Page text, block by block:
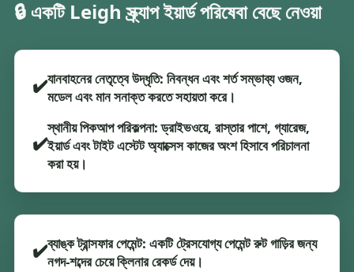
🔒 একটি Leigh স্ক্র্যাপ ইয়ার্ড পরিষেবা বেছে নেওয়া
✔️যানবাহনের নেতৃত্বে উদ্ধৃতি: নিবন্ধন এবং শর্ত সম্ভাব্য ওজন,
মডেল এবং মান সনাক্ত করতে সহায়তা করে।
✔️
স্থানীয় পিকআপ পরিকল্পনা: ড্রাইভওয়ে, রাস্তার পাশে, গ্যারেজ,
ইয়ার্ড এবং টাইট এস্টেট অ্যাক্সেস কাজের অংশ হিসাবে পরিচালনা
করা হয়।
✔️ব্যাঙ্ক ট্রান্সফার পেমেন্ট: একটি ট্রেসযোগ্য পেমেন্ট রুট গাড়ির জন্য
নগদ-শব্দের চেয়ে ক্লিনার রেকর্ড দেয়।